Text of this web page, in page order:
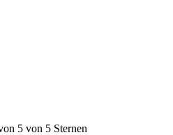
5 von 5 Sternen